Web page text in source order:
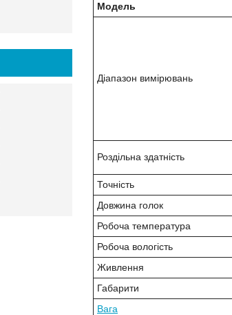
Модель
Діапазон вимірювань
Роздільна здатність
Точність
Довжина голок
Робоча температура
Робоча вологість
Живлення
Габарити
Вага